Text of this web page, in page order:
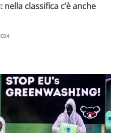
classifica c’è anche